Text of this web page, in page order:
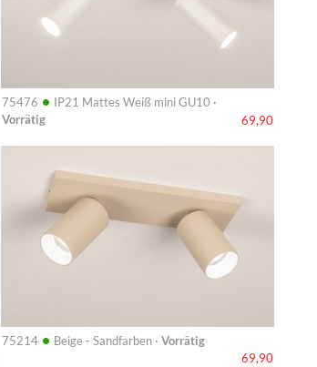
75476 • IP21 Mattes Weiß mini GU10 ·
Vorrätig
69,90
75214 • Beige - Sandfarben · Vorrätig
69,90
Info